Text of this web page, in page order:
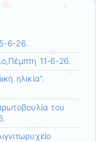
6-26.
11-6-26.
ηλικία”.
του